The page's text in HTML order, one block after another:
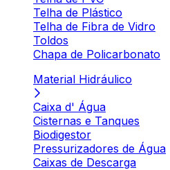
Telha de Plástico
Telha de Fibra de Vidro
Toldos
Chapa de Policarbonato
Material Hidráulico
Caixa d' Água
Cisternas e Tanques
Biodigestor
Pressurizadores de Água
Caixas de Descarga